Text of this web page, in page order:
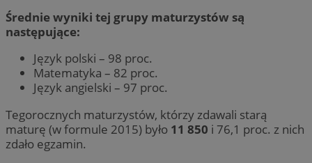
Średnie wyniki tej grupy maturzystów są
następujące:
Język polski – 98 proc.
Matematyka – 82 proc.
Język angielski – 97 proc.
Tegorocznych maturzystów, którzy zdawali starą
maturę (w formule 2015) było 11 850 i 76,1 proc. z nich
zdało egzamin.